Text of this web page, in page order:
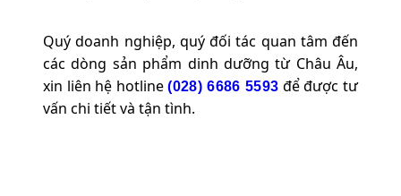
Quý doanh nghiệp, quý đối tác quan tâm đến
các dòng sản phẩm dinh dưỡng từ Châu Âu,
xin liên hệ hotline(028) 6686 5593 để được tư
vấn chi tiết và tận tình.